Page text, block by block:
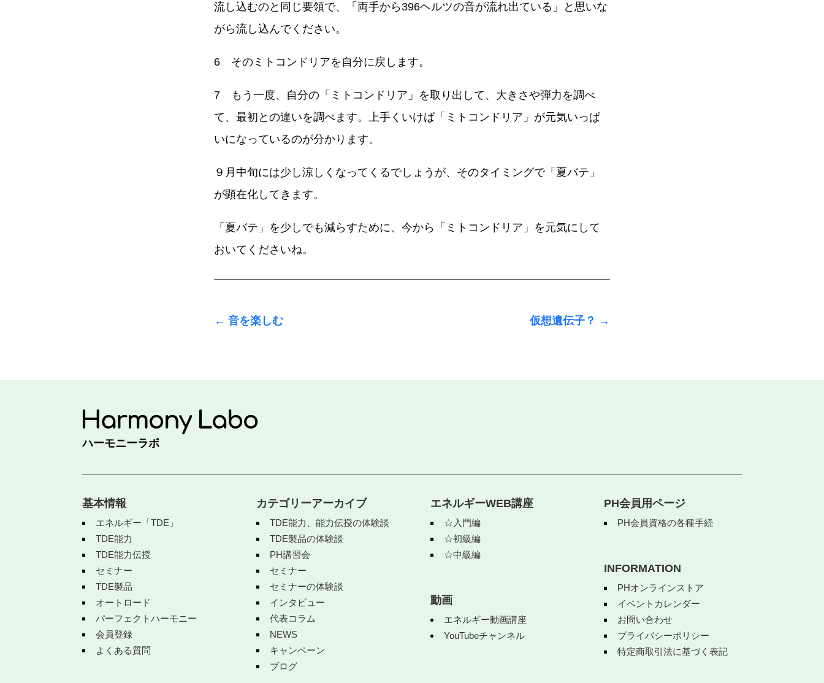
流し込むのと同じ要領で、「両手から396ヘルツの音が流れ出ている」と思いな
がら流し込んでください。
6 そのミトコンドリアを自分に戻します。
7 もう一度、自分の「ミトコンドリア」を取り出して、大きさや弾力を調べ
て、最初との違いを調べます。上手くいけば「ミトコンドリア」が元気いっぱ
いになっているのが分かります。
９月中旬には少し涼しくなってくるでしょうが、そのタイミングで「夏バテ」
が顕在化してきます。
「夏バテ」を少しでも減らすために、今から「ミトコンドリア」を元気にして
おいてくださいね。
←音を楽しむ 仮想遺伝子？ →
ハーモニーラボ
基本情報
エネルギー「TDE」
TDE能力
TDE能力伝授
セミナー
TDE製品
オートロード
パーフェクトハーモニー
会員登録
よくある質問
カテゴリーアーカイブ
TDE能力、能力伝授の体験談
TDE製品の体験談
PH講習会
セミナー
セミナーの体験談
インタビュー
代表コラム
NEWS
キャンペーン
ブログ
エネルギーWEB講座
☆入門編
☆初級編
☆中級編
動画
エネルギー動画講座
YouTubeチャンネル
PH会員用ページ
PH会員資格の各種手続
INFORMATION
PHオンラインストア
イベントカレンダー
お問い合わせ
プライバシーポリシー
特定商取引法に基づく表記